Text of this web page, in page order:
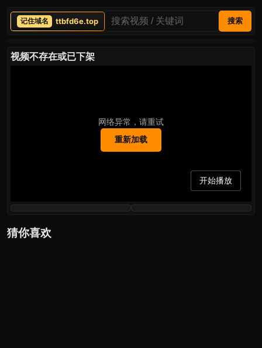
ttbfd6e.top 搜索
视频不存在或已下架
网络异常，请重试
重新加载
开始播放
猜你喜欢